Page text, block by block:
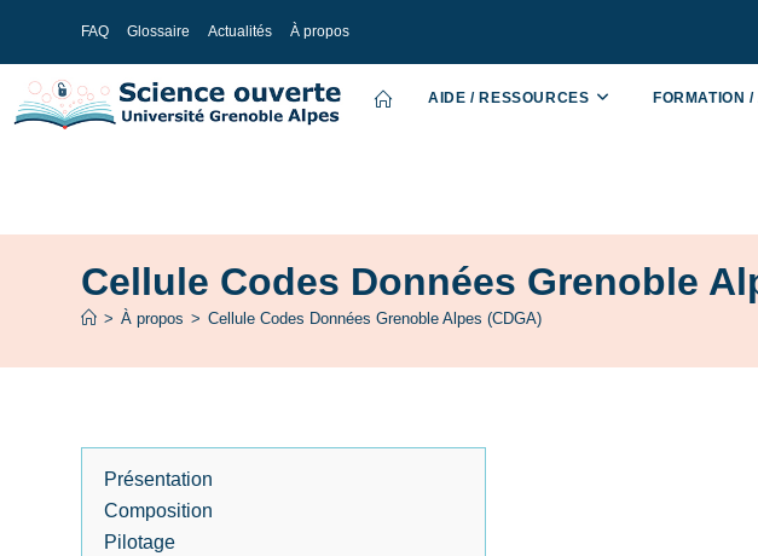
FAQ Glossaire Actualités À propos
AIDE / RESSOURCES FORMATION
Cellule Codes Données Grenoble
> À propos > Cellule Codes Données Grenoble Alpes (CDGA)
Présentation
Composition
Pilotage